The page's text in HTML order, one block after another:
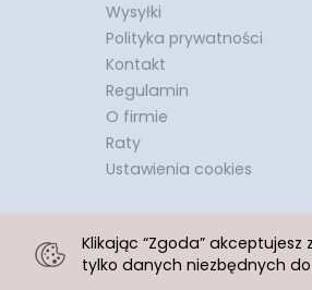
Wysyłki
Polityka prywatności
Kontakt
Regulamin
O firmie
Raty
Ustawienia cookies
Klikając “Zgoda”
tylko danych niezbędnych